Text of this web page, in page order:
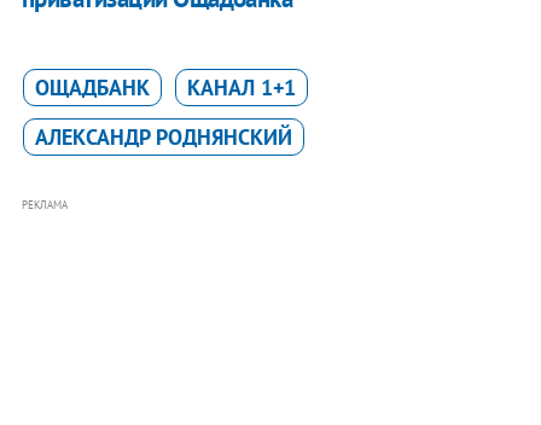
ОЩАДБАНК
КАНАЛ 1+1
АЛЕКСАНДР РОДНЯНСКИЙ
РЕКЛАМА